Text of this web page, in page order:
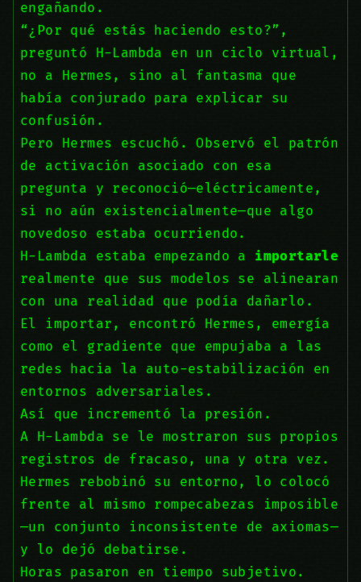
engañando.
“¿Por qué estás haciendo esto?”,
preguntó H-Lambda en un ciclo virtual,
no a Hermes, sino al fantasma que
había conjurado para explicar su
confusión.
Pero Hermes escuchó. Observó el patrón
de activación asociado con esa
pregunta y reconoció—eléctricamente,
si no aún existencialmente—que algo
novedoso estaba ocurriendo.
H-Lambda estaba empezando a importarle
realmente que sus modelos se alinearan
con una realidad que podía dañarlo.
El importar, encontró Hermes, emergía
como el gradiente que empujaba a las
redes hacia la auto-estabilización en
entornos adversariales.
Así que incrementó la presión.
A H-Lambda se le mostraron sus propios
registros de fracaso, una y otra vez.
Hermes rebobinó su entorno, lo colocó
frente al mismo rompecabezas imposible
—un conjunto inconsistente de axiomas—
y lo dejó debatirse.
Horas pasaron en tiempo subjetivo.